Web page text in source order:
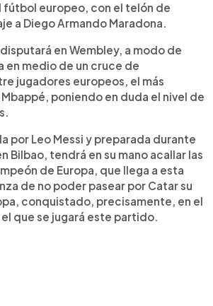
fútbol europeo, con el telón de
a Diego Armando Maradona.
en Wembley, a modo de
en medio de un cruce de
jugadores europeos, el más
poniendo en duda el nivel de
por Leo Messi y preparada durante
Bilbao, tendrá en su mano acallar las
de Europa, que llega a esta
de no poder pasear por Catar su
conquistado, precisamente, en el
que se jugará este partido.